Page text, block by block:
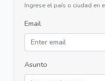
Ingrese el país o ciudad en
Email
Asunto